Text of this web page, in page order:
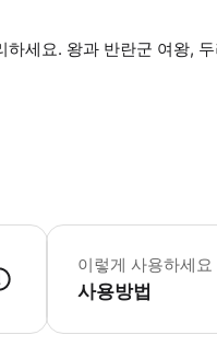
세요. 왕과 반란군 여왕,
이 투어는 비가 오나 눈이
이렇게 사용하세요
사용방법